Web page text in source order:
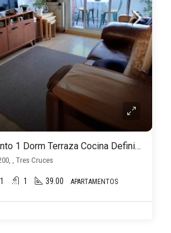
Venta Apartamento 1 Dorm Terraza Cocina Definida Piso alto, Tres Cruces
, Tres Cruces
1 1 39.00 APARTAMENTOS